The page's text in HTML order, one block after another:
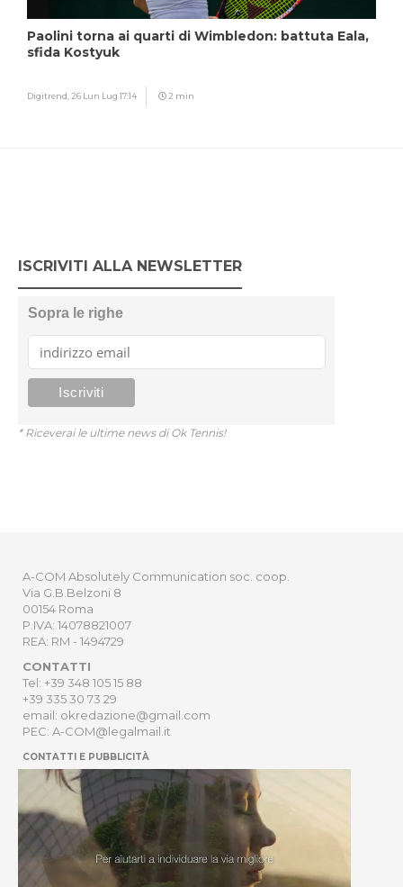
Paolini torna ai quarti di Wimbledon: battuta Eala,
sfida Kostyuk
Digitrend, 26 Lun Lug 17:14 2 min
ISCRIVITI ALLA NEWSLETTER
Sopra le righe
* Riceverai le ultime news di Ok Tennis!
A-COM Absolutely Communication soc. coop.
Via G.B.Belzoni 8
00154 Roma
P.IVA: 14078821007
REA: RM - 1494729
CONTATTI
Tel: +39 348 105 15 88
+39 335 30 73 29
email: okredazione@gmail.com
PEC: A-COM@legalmail.it
CONTATTI E PUBBLICITÀ
HOME
NEWSLETTER
ORDER
PRIVACY POLICY
Sito Web sviluppato da